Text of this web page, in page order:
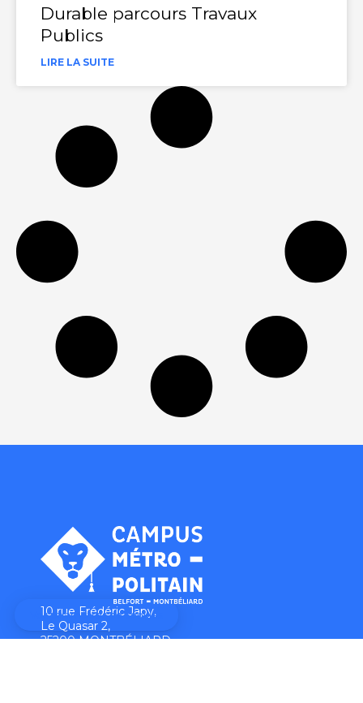
Durable parcours Travaux
Publics
LIRE LA SUITE
10 rue Frédéric Japy,
Le Quasar 2,
25200 MONTBÉLIARD